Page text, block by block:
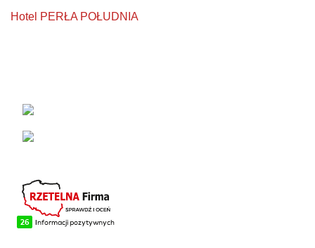
Hotel PERŁA POŁUDNIA